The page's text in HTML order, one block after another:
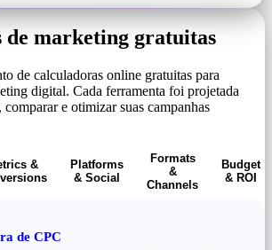
de marketing gratuitas
de calculadoras online gratuitas para
digital. Cada ferramenta foi projetada
e otimizar suas campanhas
&
Platforms
& Social
Formats
&
Channels
Budget
& ROI
de CPC